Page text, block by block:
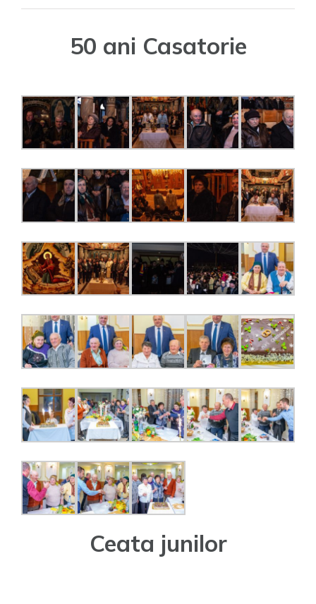
50
Casatorie,Ceata
50 ani Casatorie
Ceata junilor